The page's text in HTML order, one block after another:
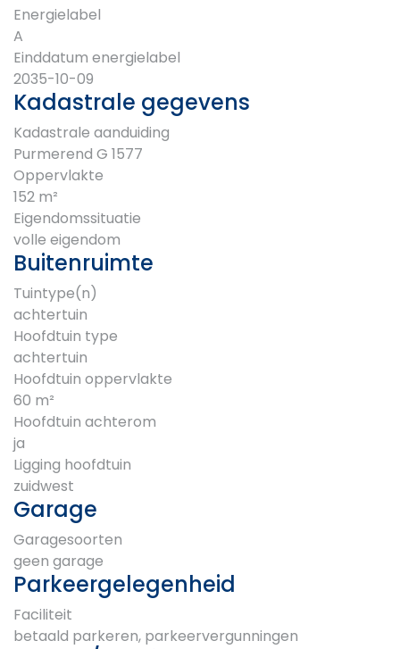
Energielabel
A
Einddatum energielabel
2035-10-09
Kadastrale gegevens
Kadastrale aanduiding
Purmerend G 1577
Oppervlakte
152 m²
Eigendomssituatie
volle eigendom
Buitenruimte
Tuintype(n)
achtertuin
Hoofdtuin type
achtertuin
Hoofdtuin oppervlakte
60 m²
Hoofdtuin achterom
ja
Ligging hoofdtuin
zuidwest
Garage
Garagesoorten
geen garage
Parkeergelegenheid
Faciliteit
betaald parkeren, parkeervergunningen